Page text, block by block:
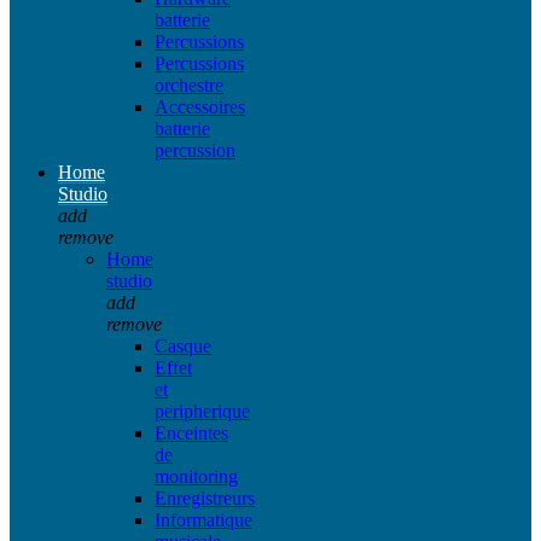
batterie
Percussions
Percussions
orchestre
Accessoires
batterie
percussion
Home
Studio
add
remove
Home
studio
add
remove
Casque
Effet
et
peripherique
Enceintes
de
monitoring
Enregistreurs
Informatique